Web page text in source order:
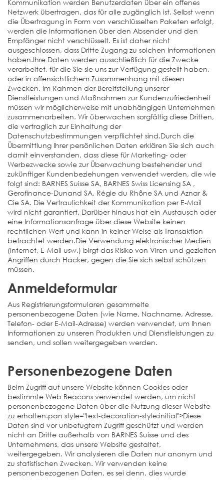
Kommunikation werden Benutzerdaten über ein offenes
Netzwerk übertragen, das für alle zugänglich ist. Selbst wenn
die Übertragung in Form von verschlüsselten Paketen erfolgt,
werden die Informationen über den Absender und den
Empfänger nicht verschlüsselt. Es ist daher nicht
ausgeschlossen, dass Dritte Zugang zu solchen Informationen
haben.Ihre Daten werden ausschließlich für die Zwecke
verarbeitet, für die Sie sie uns zur Verfügung gestellt haben,
oder in offensichtlichem Zusammenhang mit diesen
Zwecken. Im Rahmen der Bereitstellung unserer
Dienstleistungen und Maßnahmen zur Kundenzufriedenheit
müssen wir möglicherweise mit unabhängigen Unternehmen
zusammenarbeiten. Wir überwachen sorgfältig diese Dritten,
die vertraglich zur Einhaltung der
Datenschutzbestimmungen verpflichtet sind.Durch die
Übermittlung Ihrer persönlichen Daten erklären Sie sich auch
damit einverstanden, dass diese für Marketing- oder
Werbezwecke sowie zur Überwachung bestehender und
zukünftiger Kundenbeziehungen verwendet werden, die wie
folgt sind: BARNES Suisse SA, BARNES Swiss Licensing SA ,
Gerofinance-Dunand SA, Régie du Rhône SA und Aznar &
Cie SA. Die Vertraulichkeit der Kommunikation per E-Mail
wird nicht garantiert. Darüber hinaus hat ein Austausch oder
eine Informationsanfrage über diese Website keinen
rechtlichen Wert und kann in keiner Weise als Transaktion
betrachtet werden.Die Verwendung elektronischer Medien
(Internet, E-Mail usw.) birgt das Risiko von Viren und gezielten
Angriffen durch Hacker, gegen die Sie sich selbst schützen
müssen.
Anmeldeformular
Aus Registrierungsformularen gesammelte
personenbezogene Daten (wie Name, Nachname, Adresse,
Telefon- oder E-Mail-Adresse) werden verwendet, um Ihnen
Informationen zu unseren Produkten und Dienstleistungen zu
senden, und sollen weitergegeben werden.
Personenbezogene Daten
Beim Zugriff auf unsere Website können Cookies oder
bestimmte Web Beacons verwendet werden, um nicht
personenbezogene Daten über die Nutzung dieser Website
zu erhalten.pan style="text-decoration-style:initial">Diese
Daten sind vor unbefugtem Zugriff geschützt und werden
nicht an Dritte außerhalb von BARNES Suisse und des
Unternehmens, das unsere Website gestaltet,
weitergegeben. Wir analysieren die Daten nur anonym und
zu statistischen Zwecken. Wir verwenden keine
personenbezogenen Daten, es sei denn, dies wurde